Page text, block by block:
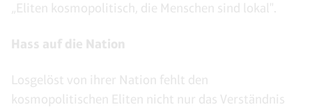
„Eliten kosmopolitisch, die Menschen sind lokal".
Hass auf die Nation
Losgelöst von ihrer Nation fehlt den
kosmopolitischen Eliten nicht nur das Verständnis